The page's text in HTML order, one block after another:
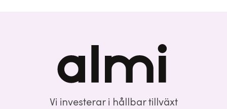
Vi investerar i hållbar tillväxt